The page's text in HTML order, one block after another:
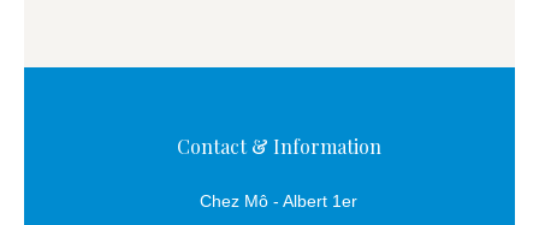
Contact & Information
Chez Mô - Albert 1er